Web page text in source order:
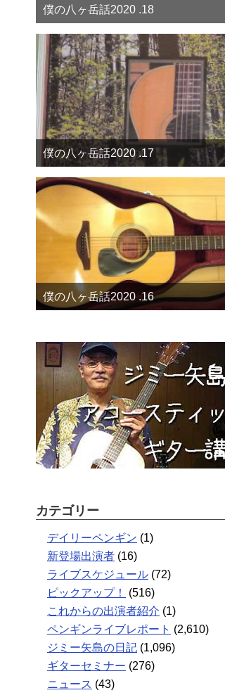
僕の八ヶ岳話2020 .18
僕の八ヶ岳話2020 .17
僕の八ヶ岳話2020 .16
カテゴリー
デイリーペンギン (1)
新登場出演者 (16)
ライブスケジュール (72)
ピックアップ！
(516)
これからの出演者紹介 (1)
ペンギンライブレポート (2,610)
ジミー矢島の日記 (1,096)
ギターセミナー (276)
ニュース (43)